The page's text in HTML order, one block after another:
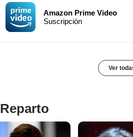
Amazon Prime Video
Suscripción
Ver
Reparto